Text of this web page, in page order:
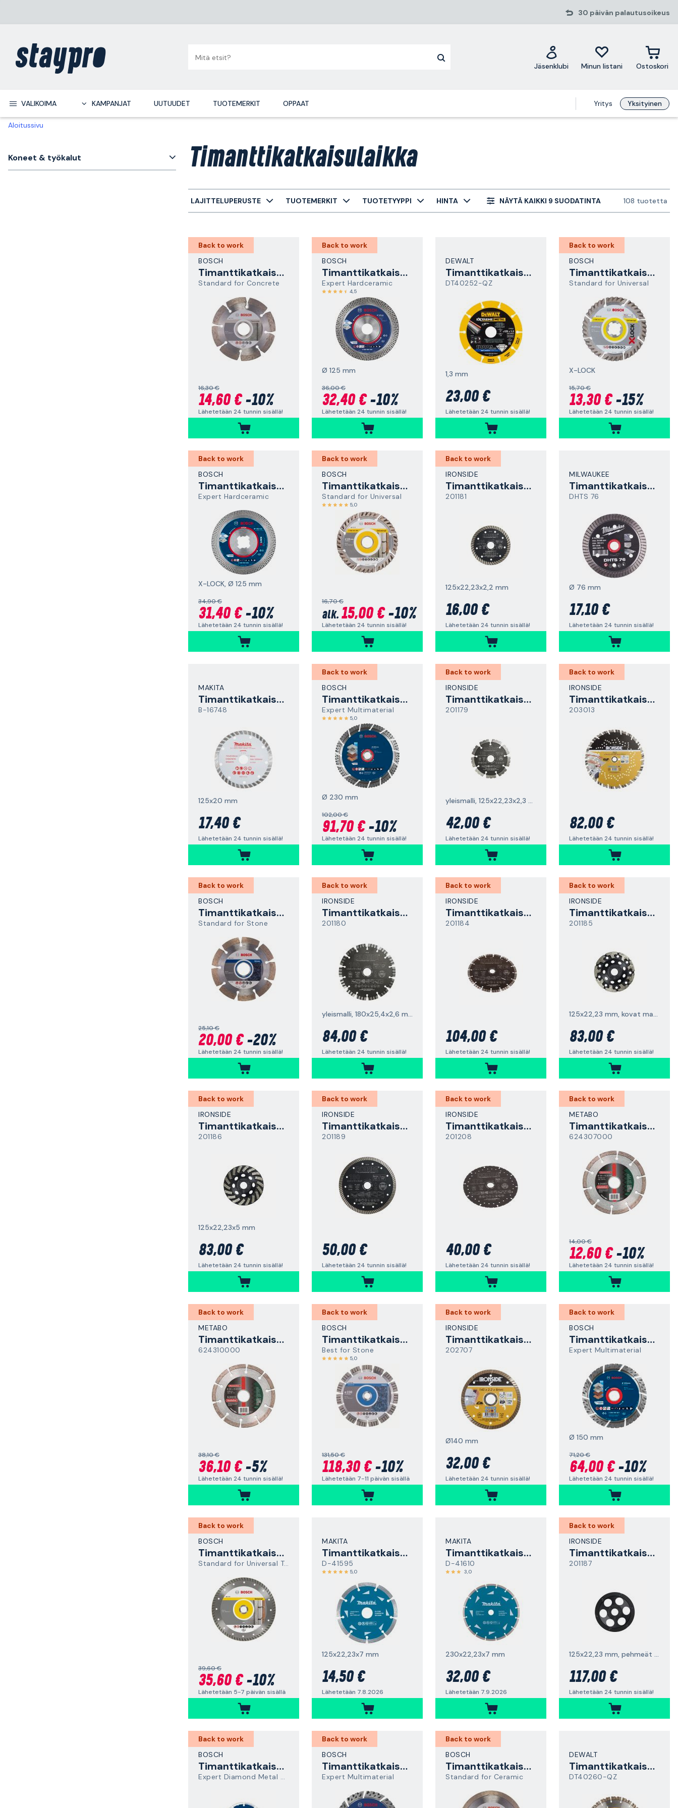
30 päivän palautusoikeus
Jäsenklubi Minun listani Ostoskori
VALIKOIMA KAMPANJAT UUTUUDET TUOTEMERKIT OPPAAT Yritys Yksityinen
Aloitussivu
Koneet & työkalut Timanttikatkaisulaikka
LAJITTELUPERUSTE TUOTEMERKIT TUOTETYYPPI HINTA NÄYTÄ KAIKKI 9 SUODATINTA 108 tuotetta
Back to work
BOSCH
Timanttikatkaisulaikka
Standard for Concrete
16,30 €
14,60 €-10%
Lähetetään 24 tunnin sisällä!
Back to work
BOSCH
Timanttikatkaisulaikka
Expert Hardceramic
4,5
Ø 125 mm
36,00 €
32,40 €-10%
Lähetetään 24 tunnin sisällä!
DEWALT
Timanttikatkaisulaikka
DT40252-QZ
1,3 mm
23,00 €
Lähetetään 24 tunnin sisällä!
Back to work
BOSCH
Timanttikatkaisulaikka
Standard for Universal
X-LOCK
15,70 €
13,30 €-15%
Lähetetään 24 tunnin sisällä!
Back to work
BOSCH
Timanttikatkaisulaikka
Expert Hardceramic
X-LOCK, Ø 125 mm
34,90 €
31,40 €-10%
Lähetetään 24 tunnin sisällä!
Back to work
BOSCH
Timanttikatkaisulaikka
Standard for Universal
5,0
16,70 €
alk. 15,00 €-10%
Lähetetään 24 tunnin sisällä!
Back to work
IRONSIDE
Timanttikatkaisulaikka
201181
125x22,23x2,2 mm
16,00 €
Lähetetään 24 tunnin sisällä!
MILWAUKEE
Timanttikatkaisulaikka
DHTS 76
Ø 76 mm
17,10 €
Lähetetään 24 tunnin sisällä!
MAKITA
Timanttikatkaisulaikka
B-16748
125x20 mm
17,40 €
Lähetetään 24 tunnin sisällä!
Back to work
BOSCH
Timanttikatkaisulaikka
Expert Multimaterial
5,0
Ø 230 mm
102,00 €
91,70 €-10%
Lähetetään 24 tunnin sisällä!
Back to work
IRONSIDE
Timanttikatkaisulaikka
201179
yleismalli, 125x22,23x2,3 mm
42,00 €
Lähetetään 24 tunnin sisällä!
Back to work
IRONSIDE
Timanttikatkaisulaikka
203013
82,00 €
Lähetetään 24 tunnin sisällä!
Back to work
BOSCH
Timanttikatkaisulaikka
Standard for Stone
25,10 €
20,00 €-20%
Lähetetään 24 tunnin sisällä!
Back to work
IRONSIDE
Timanttikatkaisulaikka
201180
yleismalli, 180x25,4x2,6 mm
84,00 €
Lähetetään 24 tunnin sisällä!
Back to work
IRONSIDE
Timanttikatkaisulaikka
201184
104,00 €
Lähetetään 24 tunnin sisällä!
Back to work
IRONSIDE
Timanttikatkaisulaikka
201185
125x22,23 mm, kovat materiaalit
83,00 €
Lähetetään 24 tunnin sisällä!
Back to work
IRONSIDE
Timanttikatkaisulaikka
201186
125x22,23x5 mm
83,00 €
Lähetetään 24 tunnin sisällä!
Back to work
IRONSIDE
Timanttikatkaisulaikka
201189
50,00 €
Lähetetään 24 tunnin sisällä!
Back to work
IRONSIDE
Timanttikatkaisulaikka
201208
40,00 €
Lähetetään 24 tunnin sisällä!
Back to work
METABO
Timanttikatkaisulaikka
624307000
14,00 €
12,60 €-10%
Lähetetään 24 tunnin sisällä!
Back to work
METABO
Timanttikatkaisulaikka
624310000
38,10 €
36,10 €-5%
Lähetetään 24 tunnin sisällä!
Back to work
BOSCH
Timanttikatkaisulaikka
Best for Stone
5,0
131,50 €
118,30 €-10%
Lähetetään 7-11 päivän sisällä
Back to work
IRONSIDE
Timanttikatkaisulaikka
202707
Ø140 mm
32,00 €
Lähetetään 24 tunnin sisällä!
Back to work
BOSCH
Timanttikatkaisulaikka
Expert Multimaterial
Ø 150 mm
71,20 €
64,00 €-10%
Lähetetään 24 tunnin sisällä!
Back to work
BOSCH
Timanttikatkaisulaikka
Standard for Universal Turbo
39,60 €
35,60 €-10%
Lähetetään 5-7 päivän sisällä
MAKITA
Timanttikatkaisulaikka
D-41595
5,0
125x22,23x7 mm
14,50 €
Lähetetään 7.8.2026
MAKITA
Timanttikatkaisulaikka
D-41610
3,0
230x22,23x7 mm
32,00 €
Lähetetään 7.9.2026
Back to work
IRONSIDE
Timanttikatkaisulaikka
201187
125x22,23 mm, pehmeät materiaalit
117,00 €
Lähetetään 24 tunnin sisällä!
Back to work
BOSCH
Timanttikatkaisulaikka
Expert Diamond Metal Wheel
Back to work
BOSCH
Timanttikatkaisulaikka
Expert Multimaterial
Back to work
BOSCH
Timanttikatkaisulaikka
Standard for Ceramic
DEWALT
Timanttikatkaisulaikka
DT40260-QZ